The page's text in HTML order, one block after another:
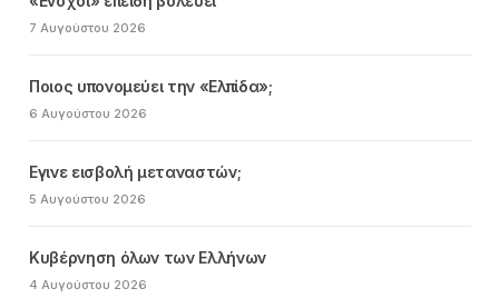
7 Αυγούστου 2026
Ποιος υπονομεύει την «Ελπίδα»;
6 Αυγούστου 2026
Εγινε εισβολή μεταναστών;
5 Αυγούστου 2026
Κυβέρνηση όλων των Ελλήνων
4 Αυγούστου 2026